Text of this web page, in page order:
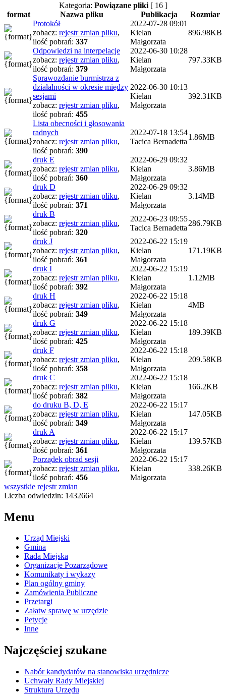
Kategoria: Powiązane pliki[ 16 ]
format
Nazwa pliku Publikacja
Rozmiar
Protokół
zobacz: rejestr zmian pliku,
ilość pobrań: 337
2022-07-28 09:01
Kielan
Małgorzata
896.98KB
Odpowiedzi na interpelacje
zobacz: rejestr zmian pliku,
ilość pobrań: 379
2022-06-30 10:28
Kielan
Małgorzata
797.33KB
Sprawozdanie burmistrza z
działalności w okresie między
sesjami
zobacz: rejestr zmian pliku,
ilość pobrań: 455
2022-06-30 10:13
Kielan
Małgorzata
392.31KB
Lista obecności i głosowania
radnych
zobacz: rejestr zmian pliku,
ilość pobrań: 390
2022-07-18 13:54
Tacica Bernadetta
1.86MB
druk E
zobacz: rejestr zmian pliku,
ilość pobrań: 360
2022-06-29 09:32
Kielan
Małgorzata
3.86MB
druk D
zobacz: rejestr zmian pliku,
ilość pobrań: 371
2022-06-29 09:32
Kielan
Małgorzata
3.14MB
druk B
zobacz: rejestr zmian pliku,
ilość pobrań: 320
2022-06-23 09:55
Tacica Bernadetta
286.79KB
druk J
zobacz: rejestr zmian pliku,
ilość pobrań: 361
2022-06-22 15:19
Kielan
Małgorzata
171.19KB
druk I
zobacz: rejestr zmian pliku,
ilość pobrań: 392
2022-06-22 15:19
Kielan
Małgorzata
1.12MB
druk H
zobacz: rejestr zmian pliku,
ilość pobrań: 349
2022-06-22 15:18
Kielan
Małgorzata
4MB
druk G
zobacz: rejestr zmian pliku,
ilość pobrań: 425
2022-06-22 15:18
Kielan
Małgorzata
189.39KB
druk F
zobacz: rejestr zmian pliku,
ilość pobrań: 358
2022-06-22 15:18
Kielan
Małgorzata
209.58KB
druk C
zobacz: rejestr zmian pliku,
ilość pobrań: 382
2022-06-22 15:18
Kielan
Małgorzata
166.2KB
do druku B, D, E
zobacz: rejestr zmian pliku,
ilość pobrań: 349
2022-06-22 15:17
Kielan
Małgorzata
147.05KB
druk A
zobacz: rejestr zmian pliku,
ilość pobrań: 361
2022-06-22 15:17
Kielan
Małgorzata
139.57KB
Porządek obrad sesji
zobacz: rejestr zmian pliku,
ilość pobrań: 456
2022-06-22 15:17
Kielan
Małgorzata
338.26KB
wszystkie rejestr zmian
Liczba odwiedzin: 1432664
Menu
Urząd Miejski
Gmina
Rada Miejska
Organizacje Pozarządowe
Komunikaty i wykazy
Plan ogólny gminy
Zamówienia Publiczne
Przetargi
Załatw sprawę w urzędzie
Petycje
Inne
Najczęściej szukane
Nabór kandydatów na stanowiska urzędnicze
Uchwały Rady Miejskiej
Struktura Urzędu